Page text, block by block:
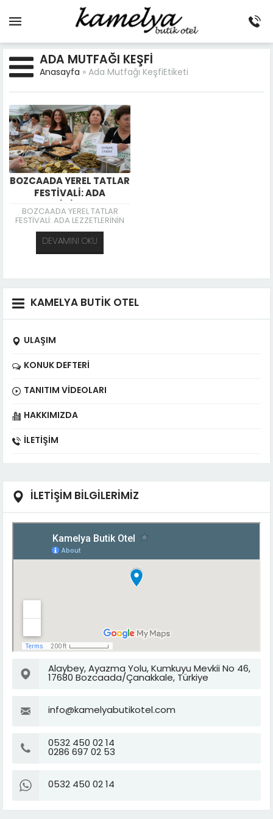
ADA MUTFAĞI KEŞFI
Anasayfa » Ada Mutfağı KeşfiEtiketi
BOZCAADA YEREL TATLAR
FESTİVALİ: ADA
NOKTASI
BOZCAADA YEREL TATLAR
FESTİVALİ: ADA LEZZETLERİNİN
BULUŞMA NOKTASI
DEVAMINI OKU
KAMELYA BUTİK OTEL
ULAŞIM
KONUK DEFTERI
TANITIM VIDEOLARI
HAKKIMIZDA
İLETIŞIM
İLETİŞİM BİLGİLERİMİZ
Alaybey, Ayazma Yolu, Kumkuyu Mevkii No 46,
17680 Bozcaada/Çanakkale, Türkiye
info@kamelyabutikotel.com
0532 450 02 14
0286 697 02 53
0532 450 02 14